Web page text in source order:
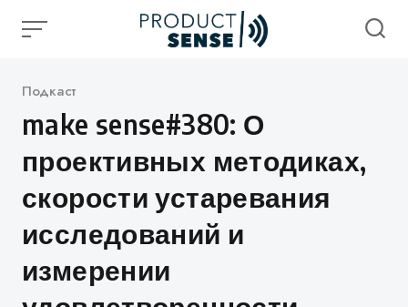
Категория
Подкаст
make sense#380: О
проективных методиках,
скорости устаревания
исследований и
измерении